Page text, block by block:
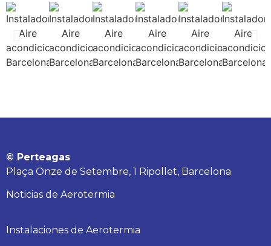
© Perteagas
Plaça Onze de Setembre, 1 Ripollet, Barcelona
Noticias de Aerotermia
Instalaciones de Aerotermia